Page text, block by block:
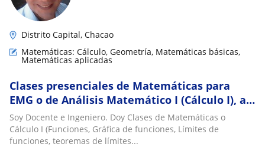
Distrito Capital, Chacao
Matemáticas: Cálculo, Geometría, Matemáticas básicas,
Matemáticas aplicadas
Clases presenciales de Matemáticas para
EMG o de Análisis Matemático I (Cálculo I), a
domicilio, en Caracas
Soy Docente e Ingeniero. Doy Clases de Matemáticas o
Cálculo I (Funciones, Gráfica de funciones, Límites de
funciones, teoremas de límites...